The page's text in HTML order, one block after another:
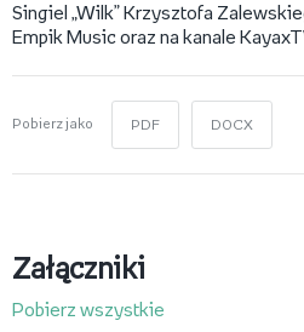
Singiel „Wilk” Krzysztofa
Empik Music oraz na kanale
Pobierz jako PDF DOCX
Załączniki
Pobierz wszystkie